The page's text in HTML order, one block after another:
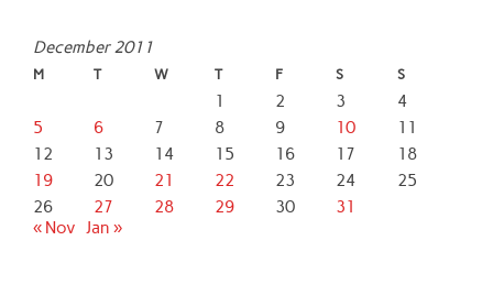
December 2011
M T W T F S S
1 2 3
4
5
6 7 8 9 10
11
12
13 14 15 16 17
18
19
20 21 22 23 24
25
26
27 28 29 30
31
« Nov Jan »